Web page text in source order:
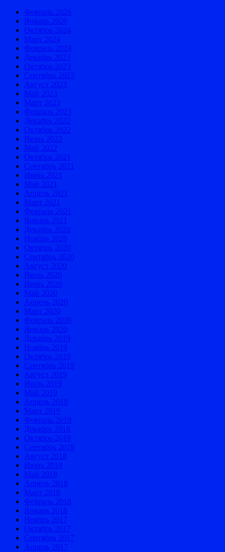
Февраль 2026
Январь 2026
Октябрь 2024
Март 2024
Февраль 2024
Декабрь 2023
Октябрь 2023
Сентябрь 2023
Август 2023
Май 2023
Март 2023
Февраль 2023
Декабрь 2022
Октябрь 2022
Июнь 2022
Май 2022
Октябрь 2021
Сентябрь 2021
Июнь 2021
Май 2021
Апрель 2021
Март 2021
Февраль 2021
Январь 2021
Декабрь 2020
Ноябрь 2020
Октябрь 2020
Сентябрь 2020
Август 2020
Июль 2020
Июнь 2020
Май 2020
Апрель 2020
Март 2020
Февраль 2020
Январь 2020
Декабрь 2019
Ноябрь 2019
Октябрь 2019
Сентябрь 2019
Август 2019
Июль 2019
Май 2019
Апрель 2019
Март 2019
Февраль 2019
Декабрь 2018
Октябрь 2018
Сентябрь 2018
Август 2018
Июнь 2018
Май 2018
Апрель 2018
Март 2018
Февраль 2018
Январь 2018
Ноябрь 2017
Октябрь 2017
Сентябрь 2017
Апрель 2017